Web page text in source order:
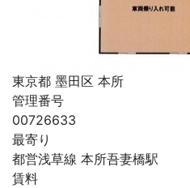
東京都 墨田区 本所
管理番号
00726633
最寄り
都営浅草線 本所吾妻橋駅
賃料